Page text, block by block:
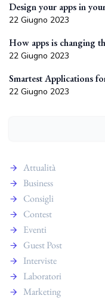
Design your apps in
22 Giugno 2023
How apps is changing
22 Giugno 2023
Smartest Applications
22 Giugno 2023
Attualità
Business
Consigli
Contest
Eventi
Guest Post
Interviste
Laboratori
Marketing